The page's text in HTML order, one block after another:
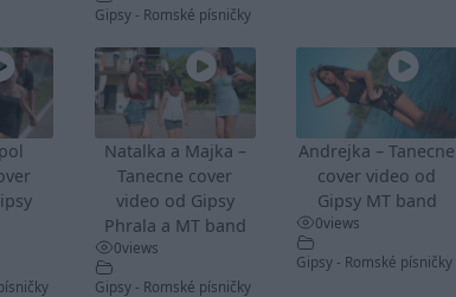
Gipsy - Romské písničky
Natalka a Majka –
Tanecne cover
video od Gipsy
Phrala a MT band
0views
Gipsy - Romské písničky
Andrejka – Tanecne
cover video od
Gipsy MT band
0views
Gipsy - Romské písničky